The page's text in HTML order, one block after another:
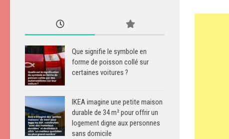
Que signifie le symbole en
forme de poisson collé sur
certaines voitures ?
IKEA imagine une petite maison
durable de 34 m² pour offrir un
logement digne aux personnes
sans domicile